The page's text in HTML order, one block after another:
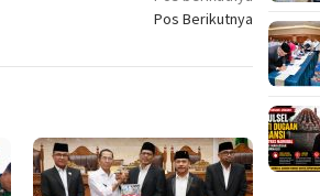
Pos Berikutnya